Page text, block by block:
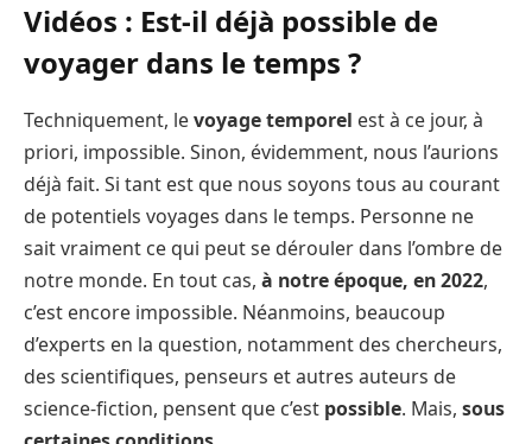
Vidéos : Est-il déjà possible de
voyager dans le temps ?
Techniquement, levoyage temporel est à ce jour, à
priori, impossible. Sinon, évidemment, nous l’aurions
déjà fait. Si tant est que nous soyons tous au courant
de potentiels voyages dans le temps. Personne ne
sait vraiment ce qui peut se dérouler dans l’ombre de
notre monde. En tout cas, à notre époque, en 2022,
c’est encore impossible. Néanmoins, beaucoup
d’experts en la question, notamment des chercheurs,
des scientifiques, penseurs et autres auteurs de
science-fiction, pensent que c’est possible. Mais, sous